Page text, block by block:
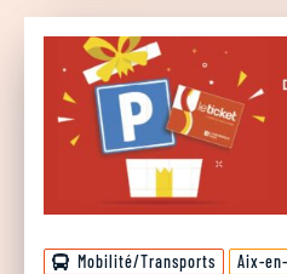
Mobilité/Transports Aix-